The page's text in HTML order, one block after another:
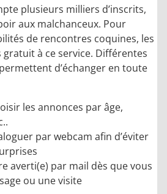
plusieurs milliers d’inscrits,
aux malchanceux. Pour
de rencontres coquines, les
à ce service. Différentes
d’échanger en toute
les annonces par âge,
par webcam afin d’éviter
averti(e) par mail dès que vous
ou une visite